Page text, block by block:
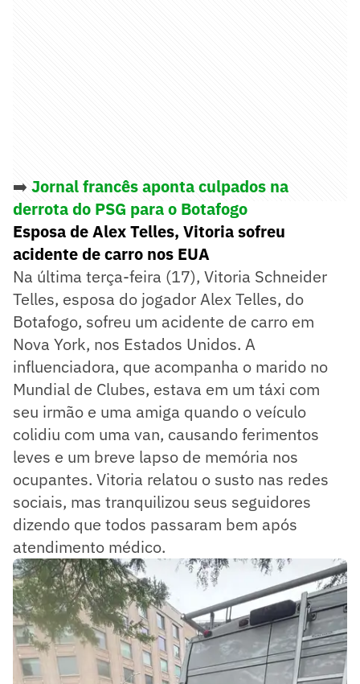
➡️ Jornal francês aponta culpados na
derrota do PSG para o Botafogo
Esposa de Alex Telles, Vitoria sofreu
acidente de carro nos EUA
Na última terça-feira (17), Vitoria Schneider
Telles, esposa do jogador Alex Telles, do
Botafogo, sofreu um acidente de carro em
Nova York, nos Estados Unidos. A
influenciadora, que acompanha o marido no
Mundial de Clubes, estava em um táxi com
seu irmão e uma amiga quando o veículo
colidiu com uma van, causando ferimentos
leves e um breve lapso de memória nos
ocupantes. Vitoria relatou o susto nas redes
sociais, mas tranquilizou seus seguidores
dizendo que todos passaram bem após
atendimento médico.